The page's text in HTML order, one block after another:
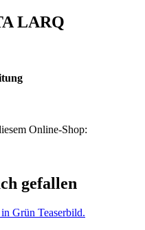
LARQ
Online-Shop:
gefallen